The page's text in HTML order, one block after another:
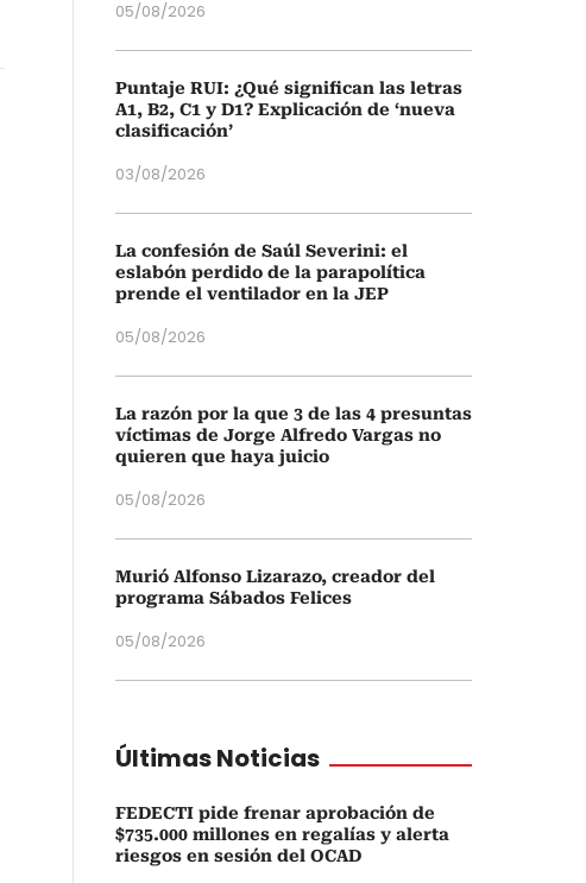
05/08/2026
Puntaje RUI: ¿Qué significan las letras
A1, B2, C1 y D1? Explicación de ‘nueva
clasificación’
03/08/2026
La confesión de Saúl Severini: el
eslabón perdido de la parapolítica
prende el ventilador en la JEP
05/08/2026
La razón por la que 3 de las 4 presuntas
víctimas de Jorge Alfredo Vargas no
quieren que haya juicio
05/08/2026
Murió Alfonso Lizarazo, creador del
programa Sábados Felices
05/08/2026
Últimas Noticias
FEDECTI pide frenar aprobación de
$735.000 millones en regalías y alerta
riesgos en sesión del OCAD